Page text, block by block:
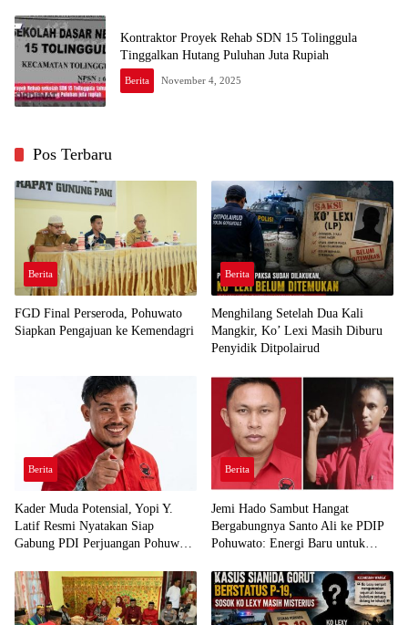
Kontraktor Proyek Rehab SDN 15 Tolinggula
Tinggalkan Hutang Puluhan Juta Rupiah
Berita November 4, 2025
Pos Terbaru
Berita
FGD Final Perseroda, Pohuwato
Siapkan Pengajuan ke Kemendagri
Berita
Menghilang Setelah Dua Kali
Mangkir, Ko’ Lexi Masih Diburu
Penyidik Ditpolairud
Berita
Kader Muda Potensial, Yopi Y.
Latif Resmi Nyatakan Siap
Gabung PDI Perjuangan Pohuwato
Berita
Jemi Hado Sambut Hangat
Bergabungnya Santo Ali ke PDIP
Pohuwato: Energi Baru untuk